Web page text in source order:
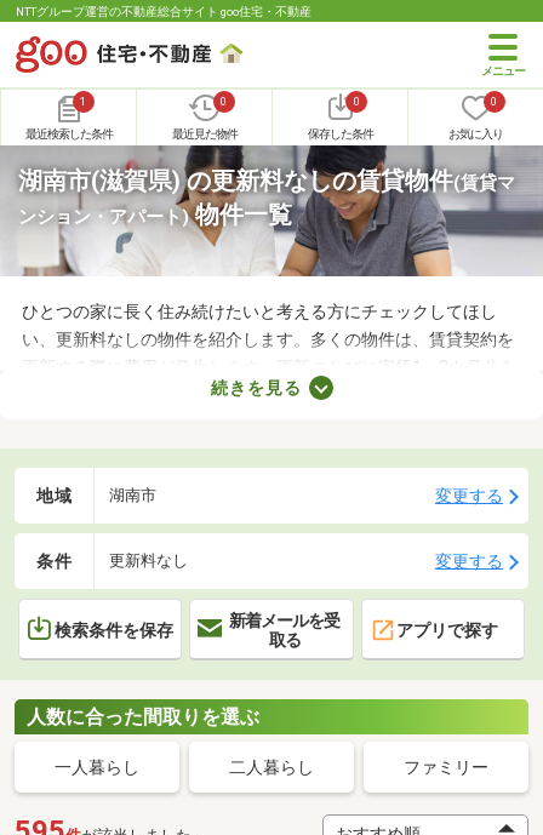
NTTグループ運営の不動産総合サイト goo住宅・不動産
1
最近検索した条件
0
最近見た物件
0
保存した条件
0
お気に入り
湖南市(滋賀県) の更新料なしの賃貸物件(賃貸マ
ンション・アパート)物件一覧
ひとつの家に長く住み続けたいと考える方にチェックしてほし
い、更新料なしの物件を紹介します。多くの物件は、賃貸契約を
更新する際に費用が発生します。更新のたびに家賃1～2カ月分を
支払わなければならないので、支出が増える点がデメリットだと
お気に入りのお部屋に長く住めますよ。
続きを見る
地域 湖南市 変更する
条件 更新料なし 変更する
検索条件を保存
新着メールを受
取る
アプリで探す
人数に合った間取りを選ぶ
一人暮らし 二人暮らし ファミリー